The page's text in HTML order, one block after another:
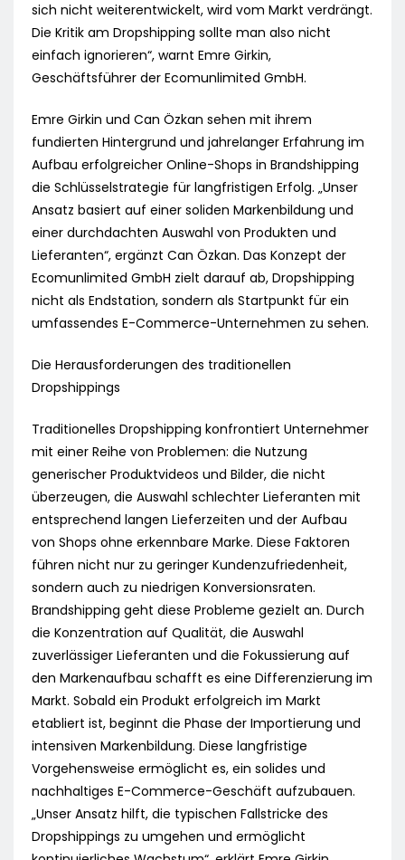
sich nicht weiterentwickelt, wird vom Markt verdrängt.
Die Kritik am Dropshipping sollte man also nicht
einfach ignorieren“, warnt Emre Girkin,
Geschäftsführer der Ecomunlimited GmbH.
Emre Girkin und Can Özkan sehen mit ihrem
fundierten Hintergrund und jahrelanger Erfahrung im
Aufbau erfolgreicher Online-Shops in Brandshipping
die Schlüsselstrategie für langfristigen Erfolg. „Unser
Ansatz basiert auf einer soliden Markenbildung und
einer durchdachten Auswahl von Produkten und
Lieferanten“, ergänzt Can Özkan. Das Konzept der
Ecomunlimited GmbH zielt darauf ab, Dropshipping
nicht als Endstation, sondern als Startpunkt für ein
umfassendes E-Commerce-Unternehmen zu sehen.
Die Herausforderungen des traditionellen
Dropshippings
Traditionelles Dropshipping konfrontiert Unternehmer
mit einer Reihe von Problemen: die Nutzung
generischer Produktvideos und Bilder, die nicht
überzeugen, die Auswahl schlechter Lieferanten mit
entsprechend langen Lieferzeiten und der Aufbau
von Shops ohne erkennbare Marke. Diese Faktoren
führen nicht nur zu geringer Kundenzufriedenheit,
sondern auch zu niedrigen Konversionsraten.
Brandshipping geht diese Probleme gezielt an. Durch
die Konzentration auf Qualität, die Auswahl
zuverlässiger Lieferanten und die Fokussierung auf
den Markenaufbau schafft es eine Differenzierung im
Markt. Sobald ein Produkt erfolgreich im Markt
etabliert ist, beginnt die Phase der Importierung und
intensiven Markenbildung. Diese langfristige
Vorgehensweise ermöglicht es, ein solides und
nachhaltiges E-Commerce-Geschäft aufzubauen.
„Unser Ansatz hilft, die typischen Fallstricke des
Dropshippings zu umgehen und ermöglicht